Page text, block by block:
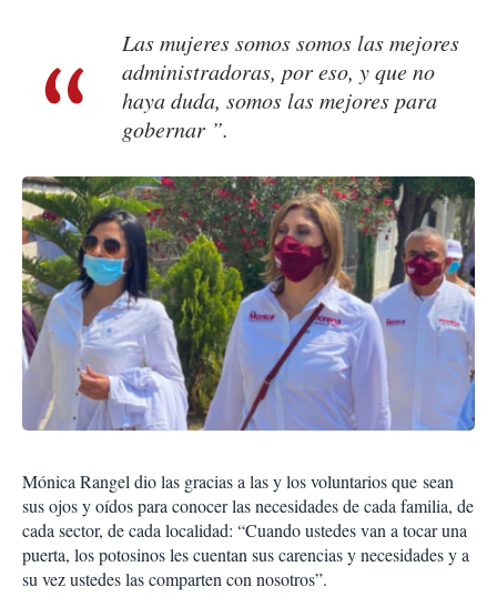
Las mujeres somos somos las mejores
administradoras, por eso, y que no
haya duda, somos las mejores para
gobernar ”.
Mónica Rangel dio las gracias a las y los voluntarios que sean
sus ojos y oídos para conocer las necesidades de cada familia, de
cada sector, de cada localidad: “Cuando ustedes van a tocar una
puerta, los potosinos les cuentan sus carencias y necesidades y a
su vez ustedes las comparten con nosotros”.